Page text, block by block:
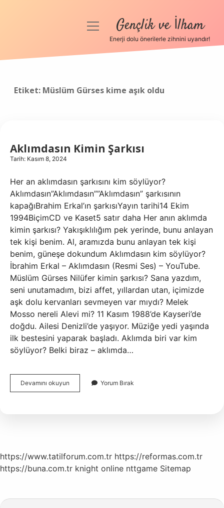
Anasayfa
menüyüGençlik ve İlham
Enerji dolu önerilerle zihnini uyandır!
Etiket: Müslüm Gürses kime aşık oldu
Aklımdasın Kimin Şarkısı
Tarih: Kasım 8, 2024
Her an aklımdasın şarkısını kim söylüyor?
Aklımdasın”Aklımdasın””Aklımdasın” şarkısının
kapağıBrahim Erkal’ın şarkısıYayın tarihi14 Ekim
1994BiçimCD ve Kaset5 satır daha Her anın aklımda
kimin şarkısı? Yakışıklılığım pek yerinde, bunu anlayan
tek kişi benim. Al, aramızda bunu anlayan tek kişi
benim, güneşe dokundum Aklımdasın kim söylüyor?
İbrahim Erkal – Aklımdasın (Resmi Ses) – YouTube.
Müslüm Gürses Nilüfer kimin şarkısı? Sana yazdım,
seni unutamadım, bizi affet, yıllardan utan, içimizde
aşk dolu kervanları sevmeyen var mıydı? Melek
Mosso nereli Alevi mi? 11 Kasım 1988’de Kayseri’de
doğdu. Ailesi Denizli’de yaşıyor. Müziğe yedi yaşında
ilk bestesini yaparak başladı. Aklımda biri var kim
söylüyor? Belki biraz – aklımda…
Devamını okuyun Aklımdasın
Kimin
Yorum Bırak
https://www.tatilforum.com.tr https://reformas.com.tr
https://buna.com.tr knight online nttgame Sitemap